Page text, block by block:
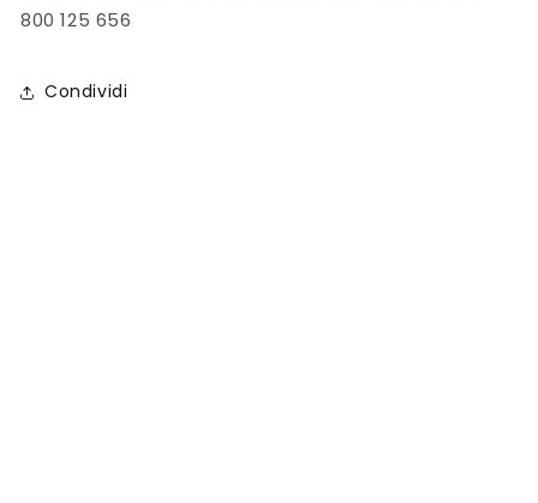
800 125 656
Condividi